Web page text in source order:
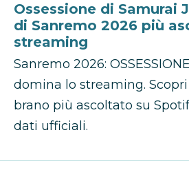
Ossessione di Samurai
di Sanremo 2026 più
streaming
Sanremo 2026:
domina lo streaming. Scopri
brano più ascoltato su
dati ufficiali.